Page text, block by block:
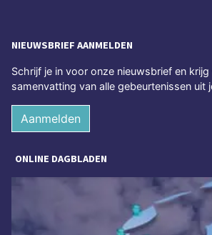
NIEUWSBRIEF AANMELDEN
Schrijf je in voor onze nieuwsbrief en
samenvatting van alle gebeurtenissen uit
Aanmelden
ONLINE DAGBLADEN